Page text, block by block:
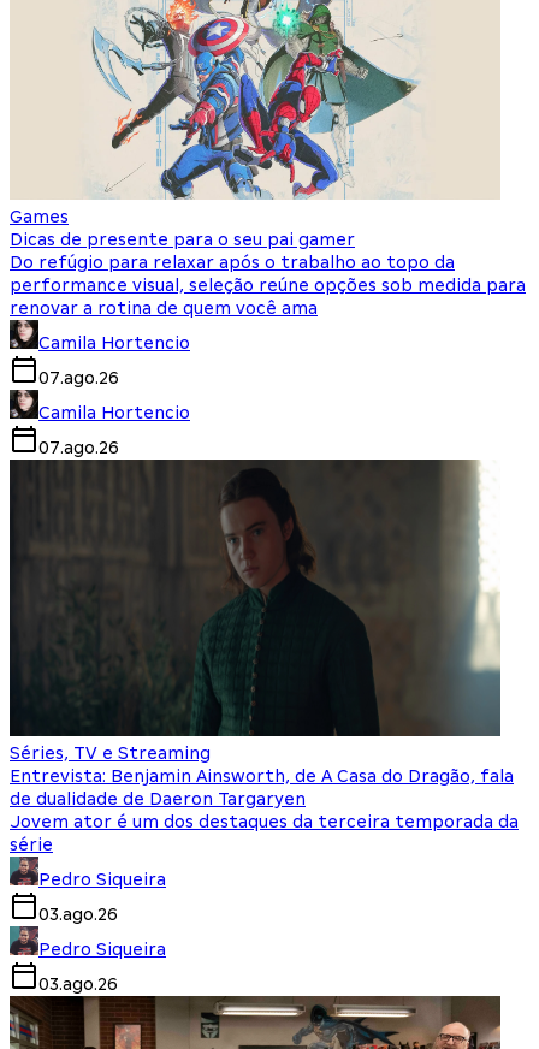
Games
Dicas de presente para o seu pai gamer
Do refúgio para relaxar após o trabalho ao topo da
performance visual, seleção reúne opções sob medida para
renovar a rotina de quem você ama
Camila Hortencio
07.ago.26
Camila Hortencio
07.ago.26
Séries, TV e Streaming
Entrevista: Benjamin Ainsworth, de A Casa do Dragão, fala
de dualidade de Daeron Targaryen
Jovem ator é um dos destaques da terceira temporada da
série
Pedro Siqueira
03.ago.26
Pedro Siqueira
03.ago.26